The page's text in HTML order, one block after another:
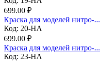
699.00 ₽
Краска для моделей нитро-...
Код: 20-НА
699.00 ₽
Краска для моделей нитро-...
Код: 23-НА